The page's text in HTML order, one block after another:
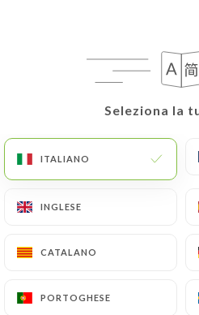
Seleziona la
ITALIANO
INGLESE
CATALANO
PORTOGHESE
Seleziona la
ITALIANO
INGLESE
CATALANO
PORTOGHESE